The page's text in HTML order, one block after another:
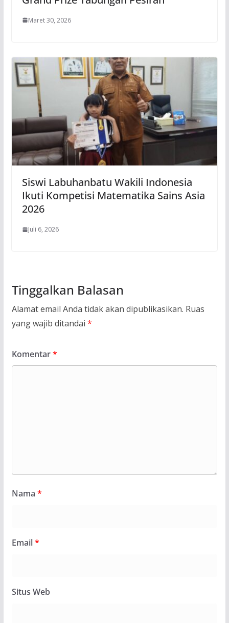
Maret 30, 2026
Siswi Labuhanbatu Wakili Indonesia
Ikuti Kompetisi Matematika Sains Asia
2026
Juli 6, 2026
Tinggalkan Balasan
Alamat email Anda tidak akan dipublikasikan. Ruas
yang wajib ditandai *
Komentar*
Nama *
Email*
Situs Web